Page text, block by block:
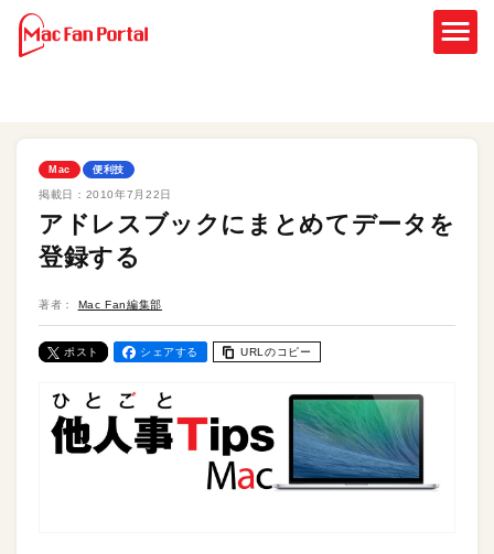
Mac 便利技
掲載日： 2010年7月22日
アドレスブックにまとめてデータを
登録する
著者： Mac Fan編集部
ポスト シェアする URLのコピー